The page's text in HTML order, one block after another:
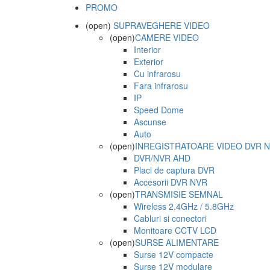
PROMO
(open) SUPRAVEGHERE VIDEO
(open)CAMERE VIDEO
Interior
Exterior
Cu infrarosu
Fara infrarosu
IP
Speed Dome
Ascunse
Auto
(open)INREGISTRATOARE VIDEO DVR
DVR/NVR AHD
Placi de captura DVR
Accesorii DVR NVR
(open)TRANSMISIE SEMNAL
Wireless 2.4GHz / 5.8GHz
Cabluri si conectori
Monitoare CCTV LCD
(open)SURSE ALIMENTARE
Surse 12V compacte
Surse 12V modulare